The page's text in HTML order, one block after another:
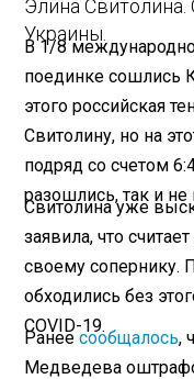
Элина
Украины.
В 1/8
поединке сошлись
этого российская
Свитолину, но на
подряд со счетом
разошлись, так и не
Свитолина уже
заявила, что
своему сопернику.
обходились без
COVID-19.
Ранеесообщалось,
Медведева